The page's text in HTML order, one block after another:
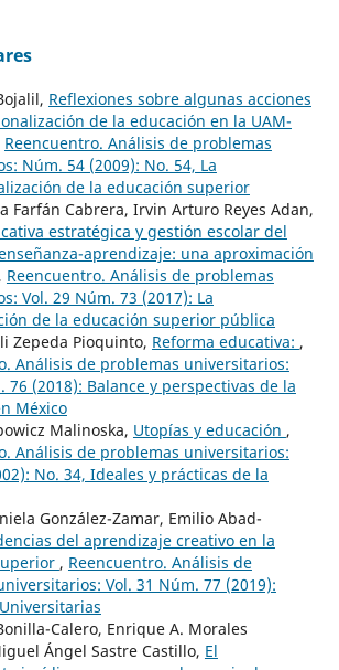
Reflexiones sobre algunas acciones
de la educación en la UAM-
Reencuentro. Análisis de problemas
Núm. 54 (2009): No. 54, La
de la educación superior
Farfán Cabrera, Irvin Arturo Reyes Adan,
estratégica y gestión escolar del
aprendizaje: una aproximación
, Reencuentro. Análisis de problemas
Vol. 29 Núm. 73 (2017): La
de la educación superior pública
Zepeda Pioquinto, Reforma educativa: ,
Análisis de problemas universitarios:
76 (2018): Balance y perspectivas de la
México
Malinoska, Utopías y educación ,
Análisis de problemas universitarios:
No. 34, Ideales y prácticas de la
González-Zamar, Emilio Abad-
del aprendizaje creativo en la
, Reencuentro. Análisis de
Vol. 31 Núm. 77 (2019):
Calero, Enrique A. Morales
Ángel Sastre Castillo, El